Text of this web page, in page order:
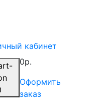
кабинет
0р.
Оформить
заказ